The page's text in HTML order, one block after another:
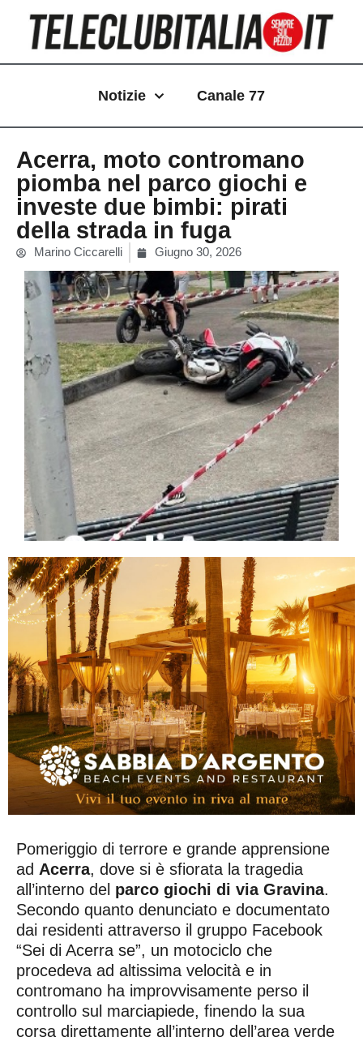
contenuto
Notizie Canale 77
Acerra, moto contromano
piomba nel parco giochi e
investe due bimbi: pirati
della strada in fuga
Marino Ciccarelli Giugno 30, 2026
Pomeriggio di terrore e grande apprensione
ad Acerra, dove si è sfiorata la tragedia
all’interno del parco giochi di via Gravina.
Secondo quanto denunciato e documentato
dai residenti attraverso il gruppo Facebook
“Sei di Acerra se”, un motociclo che
procedeva ad altissima velocità e in
contromano ha improvvisamente perso il
controllo sul marciapiede, finendo la sua
corsa direttamente all’interno dell’area verde